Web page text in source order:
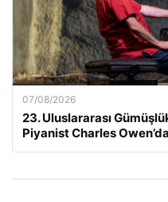
07/08/2026
23. Uluslararası
Piyanist Charles